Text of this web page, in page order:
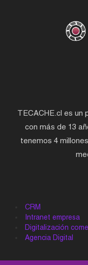
TECACHE.cl es un
con más de 13
tenemos 4
CRM
Intranet empresa
Digitalización
Agencia Digital